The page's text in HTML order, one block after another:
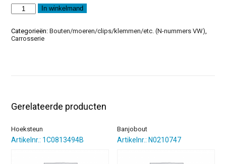
€1,53.€1,07.
Blindbout
aantal
In winkelmand
Categorieën:Bouten/moeren/clips/klemmen/etc. (N-nummers VW),
Carrosserie
Gerelateerde producten
Hoeksteun
Artikelnr.: 1C0813494B
Banjobout
Artikelnr.: N0210747